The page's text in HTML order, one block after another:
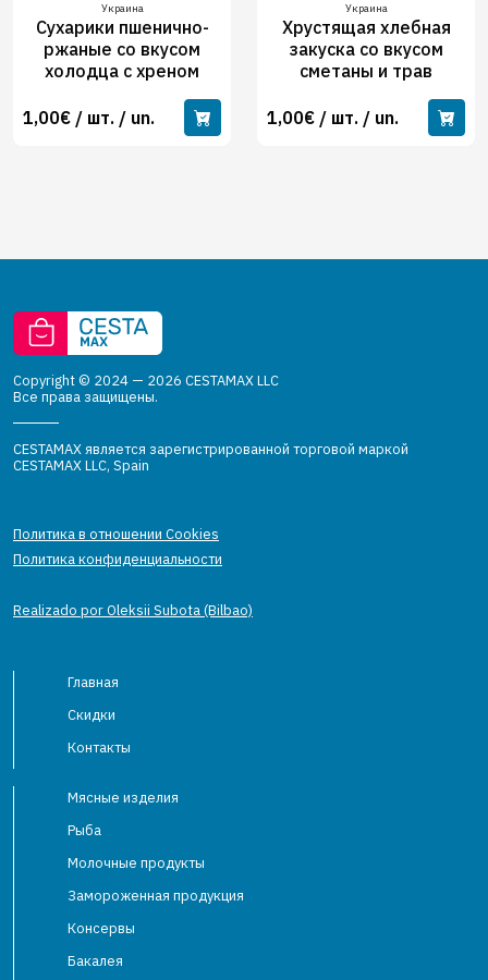
Украина
Сухарики пшенично-
ржаные со вкусом
холодца с хреном
1,00€ / шт. / un.
Украина
Хрустящая хлебная
закуска со вкусом
сметаны и трав
1,00€ / шт. / un.
Copyright © 2024 — 2026 CESTAMAX LLC
Все права защищены.
CESTAMAX является зарегистрированной торговой маркой
CESTAMAX LLC, Spain
Политика в отношении Cookies
Политика конфиденциальности
Realizado por Oleksii Subota (Bilbao)
Главная
Скидки
Контакты
Мясные изделия
Рыба
Молочные продукты
Замороженная продукция
Консервы
Бакалея